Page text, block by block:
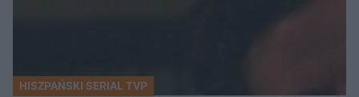
HISZPAŃSKI SERIAL TVP